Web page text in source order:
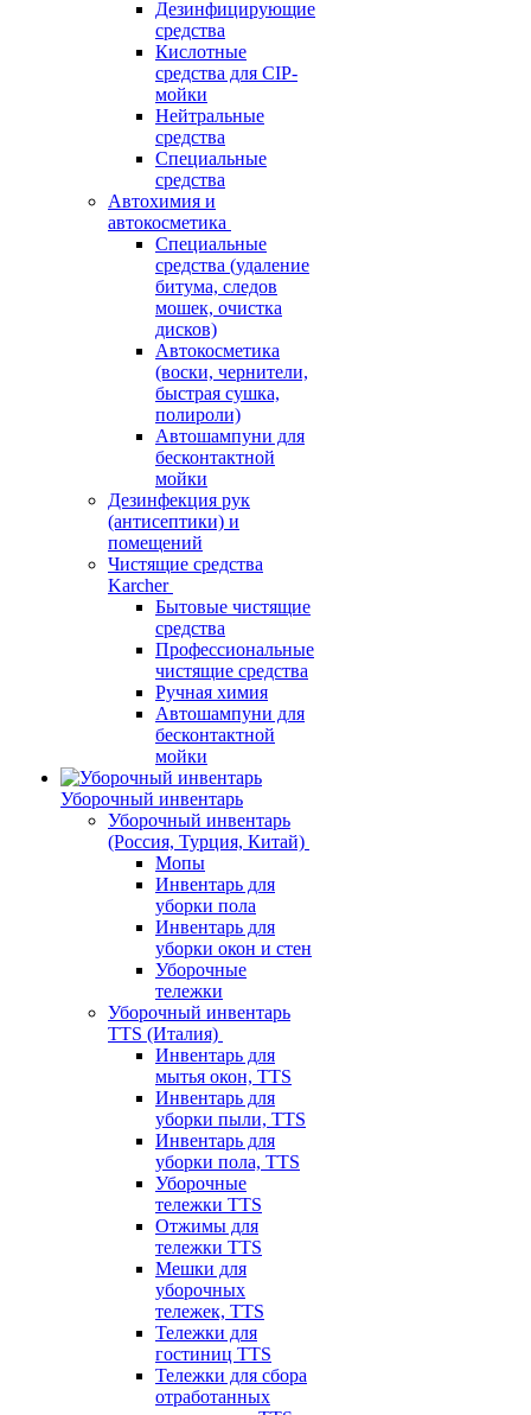
Дезинфицирующие
средства
Кислотные
средства для CIP-
мойки
Нейтральные
средства
Специальные
средства
Автохимия и
автокосметика
Специальные
средства (удаление
битума, следов
мошек, очистка
дисков)
Автокосметика
(воски, чернители,
быстрая сушка,
полироли)
Автошампуни для
бесконтактной
мойки
Дезинфекция рук
(антисептики) и
помещений
Чистящие средства
Karcher
Бытовые чистящие
средства
Профессиональные
чистящие средства
Ручная химия
Автошампуни для
бесконтактной
мойки
Уборочный инвентарь
Уборочный инвентарь
(Россия, Турция, Китай)
Мопы
Инвентарь для
уборки пола
Инвентарь для
уборки окон и стен
Уборочные
тележки
Уборочный инвентарь
TTS (Италия)
Инвентарь для
мытья окон, TTS
Инвентарь для
уборки пыли, TTS
Инвентарь для
уборки пола, TTS
Уборочные
тележки TTS
Отжимы для
тележки TTS
Мешки для
уборочных
тележек, TTS
Тележки для
гостиниц TTS
Тележки для сбора
отработанных